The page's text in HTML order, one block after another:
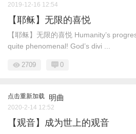
2019-12-16 12:54
【耶稣】无限的喜悦
【耶稣】无限的喜悦 Humanity’s
quite phenomenal! God’s divi ...
2709 0
点击重新加载 明曲
2020-2-14 12:52
【观音】成为世上的观音